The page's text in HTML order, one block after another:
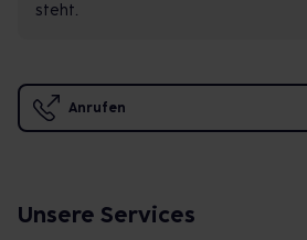
steht.
Anrufen
Unsere Services